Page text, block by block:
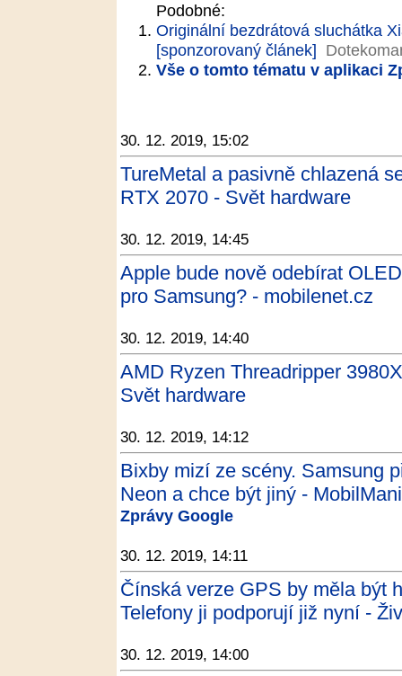
Podobné:
Originální bezdrátová sluchátka
[sponzorovaný článek]
Vše o tomto tématu v aplikaci
30. 12. 2019, 15:02
TureMetal a pasivně chlazená
RTX 2070 - Svět hardware
30. 12. 2019, 14:45
Apple bude nově odebírat
pro Samsung? - mobilenet.cz
30. 12. 2019, 14:40
AMD Ryzen Threadripper
Svět hardware
30. 12. 2019, 14:12
Bixby mizí ze scény. Samsung
Neon a chce být jiný -
Zprávy Google
30. 12. 2019, 14:11
Čínská verze GPS by měla být
Telefony ji podporují již nyní -
30. 12. 2019, 14:00